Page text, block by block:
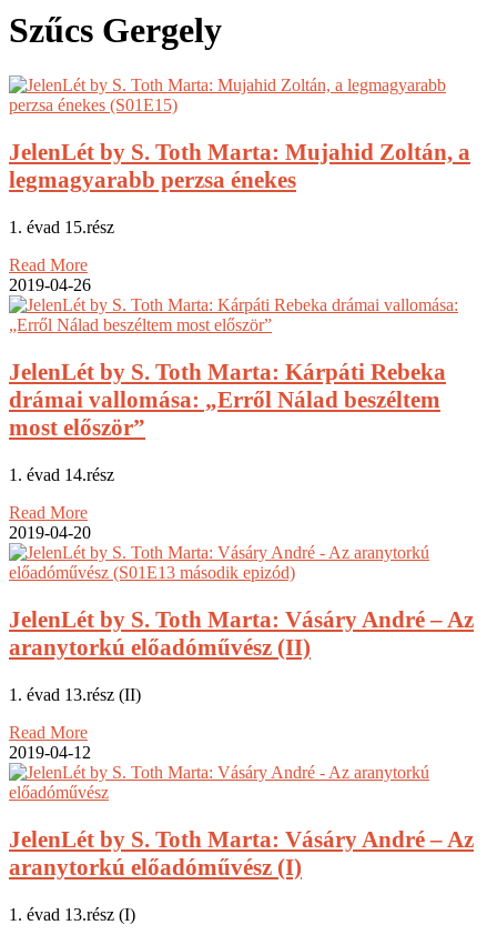
Szűcs Gergely
JelenLét by S. Toth Marta: Mujahid Zoltán, a
legmagyarabb perzsa énekes
1. évad 15.rész
Read More
2019-04-26
JelenLét by S. Toth Marta: Kárpáti Rebeka
drámai vallomása: „Erről Nálad beszéltem
most először”
1. évad 14.rész
Read More
2019-04-20
JelenLét by S. Toth Marta: Vásáry André – Az
aranytorkú előadóművész (II)
1. évad 13.rész (II)
Read More
2019-04-12
JelenLét by S. Toth Marta: Vásáry André – Az
aranytorkú előadóművész (I)
1. évad 13.rész (I)